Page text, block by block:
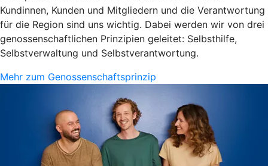
Kundinnen, Kunden und Mitgliedern und die Verantwortung
für die Region sind uns wichtig. Dabei werden wir von drei
genossenschaftlichen Prinzipien geleitet: Selbsthilfe,
Selbstverwaltung und Selbstverantwortung.
Mehr zum Genossenschaftsprinzip